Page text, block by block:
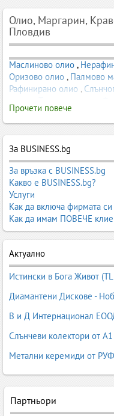
Олио, Маргарин,
Пловдив
Маслиново олио ,
Оризово олио , Палмово
Рафинирано олио ,
Хранителни мазнини и
Замразени плодове
Прочети повече
За BUSINESS.bg
За връзка с BUSINESS.bg
Какво е BUSINESS.bg?
Услуги
Как да включа фирмата
Как да имам ПОВЕЧЕ
Актуално
Истински в Бога Живот
Диамантени Дискове -
В и Д Интернационал
Слънчеви колектори от
Метални керемиди от
Партньори